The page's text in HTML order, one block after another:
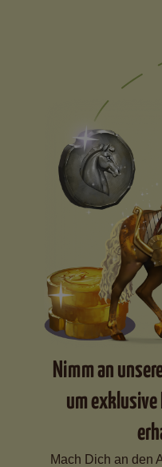
Nimm an
um
Mach Dich an den